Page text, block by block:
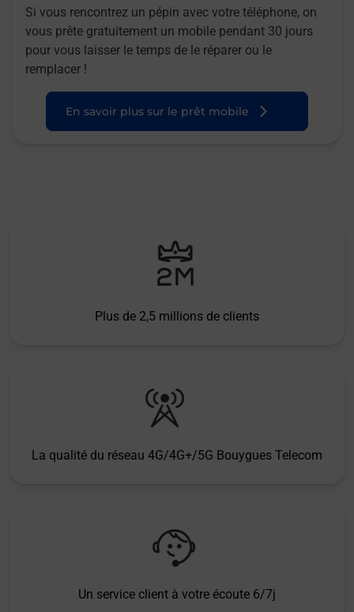
Si vous rencontrez un pépin avec votre téléphone, on
vous prête gratuitement un mobile pendant 30 jours
pour vous laisser le temps de le réparer ou le
remplacer !
En savoir plus sur le prêt mobile
Plus de 2,5 millions de clients
La qualité du réseau 4G/4G+/5G Bouygues Telecom
Un service client à votre écoute 6/7j